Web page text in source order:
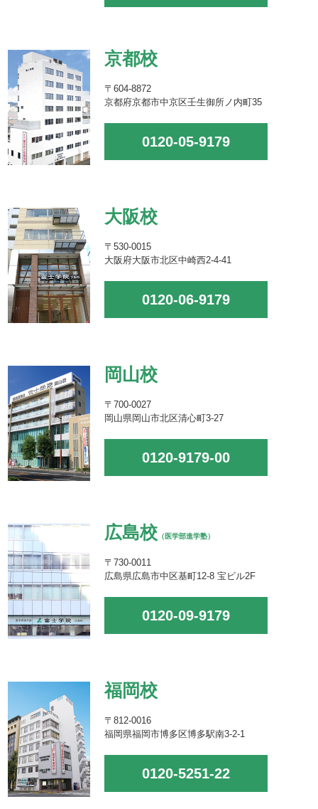
京都校
〒604-8872
京都府京都市中京区壬生御所ノ内町35
0120-05-9179
大阪校
〒530-0015
大阪府大阪市北区中崎西2-4-41
0120-06-9179
岡山校
〒700-0027
岡山県岡山市北区清心町3-27
0120-9179-00
広島校 （医学部進学塾）
〒730-0011
広島県広島市中区基町12-8 宝ビル2F
0120-09-9179
福岡校
〒812-0016
福岡県福岡市博多区博多駅南3-2-1
0120-5251-22